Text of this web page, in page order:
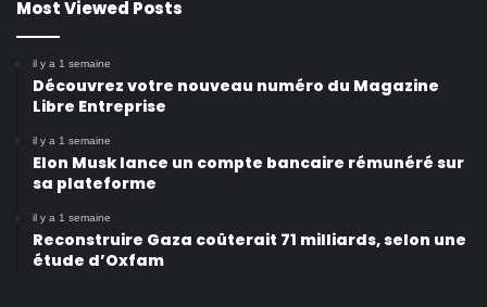
Most Viewed Posts
il y a 1 semaine
Découvrez votre nouveau numéro du Magazine
Libre Entreprise
il y a 1 semaine
Elon Musk lance un compte bancaire rémunéré sur
sa plateforme
il y a 1 semaine
Reconstruire Gaza coûterait 71 milliards, selon une
étude d’Oxfam